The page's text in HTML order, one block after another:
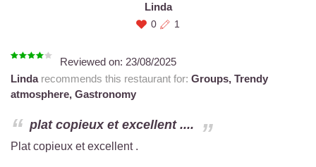
Linda
0 1
Reviewed on: 23/08/2025
Lindarecommends this restaurant for: Groups, Trendy
atmosphere, Gastronomy
plat copieux et excellent ....
Plat copieux et excellent .